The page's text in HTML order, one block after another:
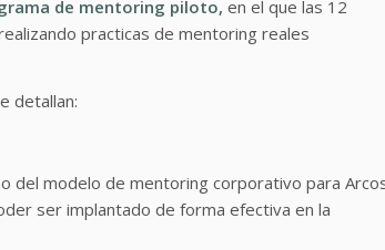
de mentoring piloto, en el que las 12
practicas de mentoring reales
detallan:
del modelo de mentoring corporativo para
ser implantado de forma efectiva en la